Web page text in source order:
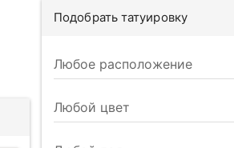
Подобрать татуировку